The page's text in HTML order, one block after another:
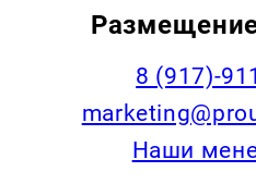
8 (917)-
Наши